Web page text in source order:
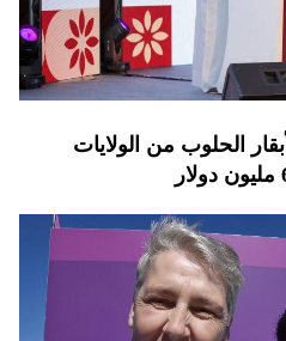
الحلوب من الولايات